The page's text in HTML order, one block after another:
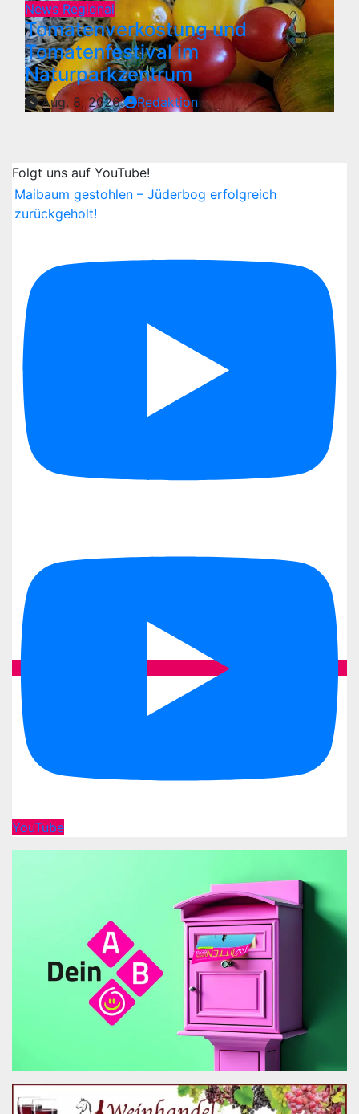
News Regional
Tomatenverkostung und
Tomatenfestival im
Naturparkzentrum
Aug. 8, 2026 Redaktion
Folgt uns auf YouTube!
Maibaum gestohlen – Jüderbog erfolgreich
zurückgeholt!
YouTube